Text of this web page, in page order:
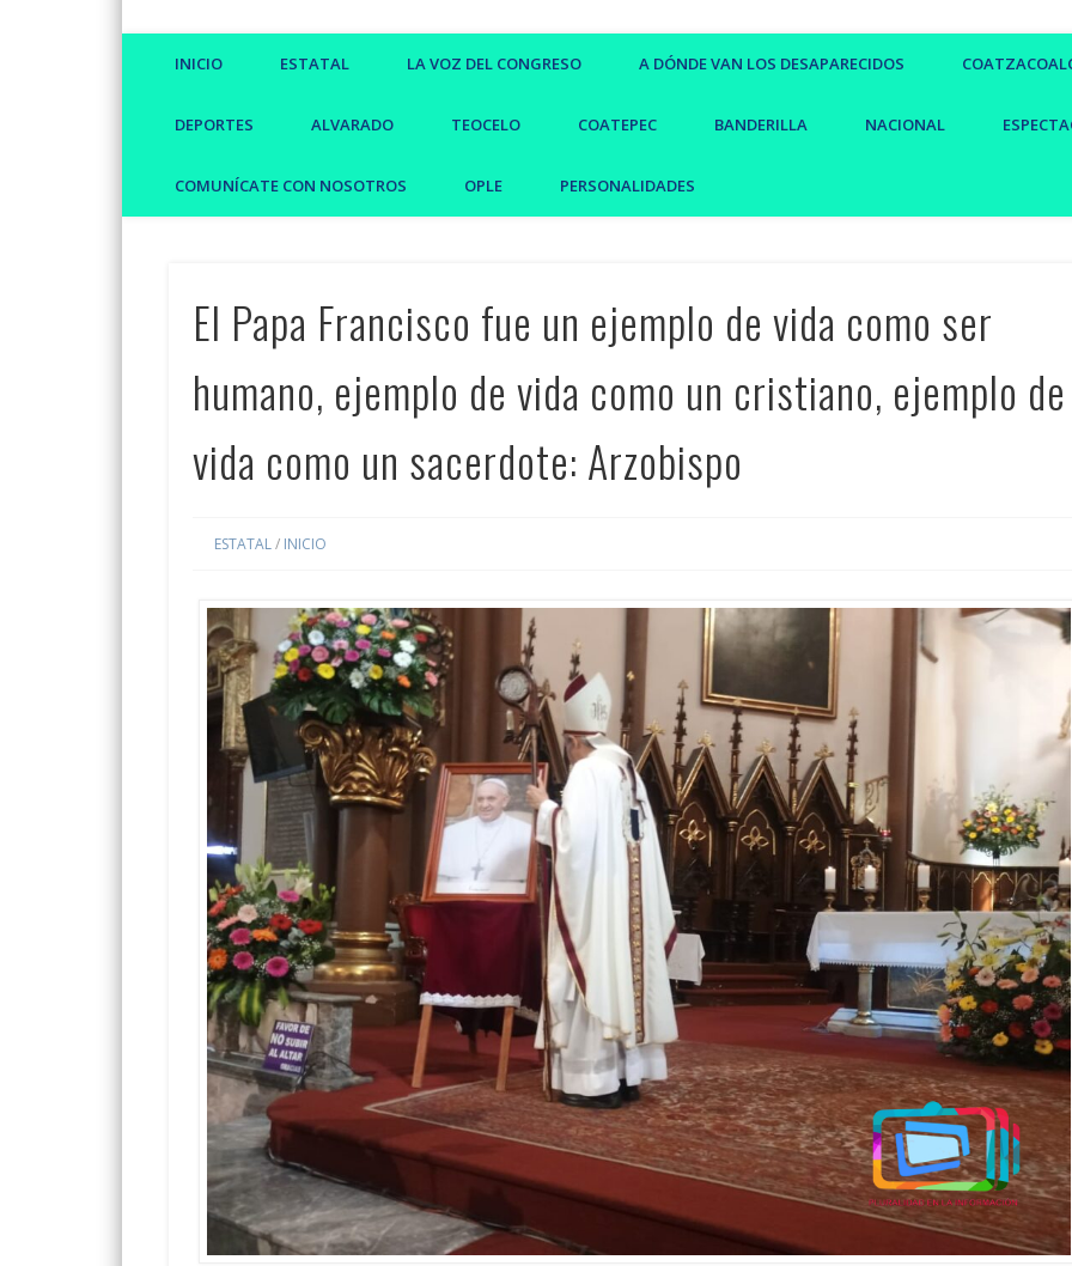
INICIO ESTATAL LA VOZ DEL CONGRESO A DÓNDE VAN LOS DESAPARECIDOS
DEPORTES ALVARADO TEOCELO COATEPEC BANDERILLA NACIONAL
COMUNÍCATE CON NOSOTROS OPLE PERSONALIDADES
El Papa Francisco fue un ejemplo de vida como ser
humano, ejemplo de vida como un cristiano, ejemplo de
vida como un sacerdote: Arzobispo
ESTATAL/ INICIO